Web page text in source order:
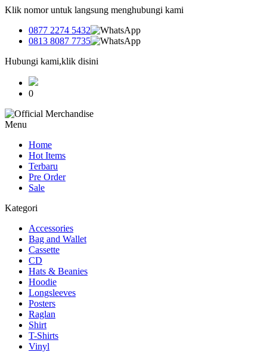
Klik nomor untuk langsung menghubungi kami
0877 2274 5432
0813 8087 7735
Hubungi kami,klik disini
0
Menu
Home
Hot Items
Terbaru
Pre Order
Sale
Kategori
Accessories
Bag and Wallet
Cassette
CD
Hats & Beanies
Hoodie
Longsleeves
Posters
Raglan
Shirt
T-Shirts
Vinyl